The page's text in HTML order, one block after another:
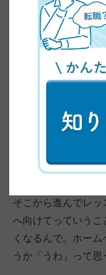
多分、1番最初につ
バナーを作るにあ
きない人が多い。
多分そのバランス
ところなのかなっ
ーちょうどレッス
そこから進んでレ
へ向けてっていう
くなるんで。ホー
うか「うわ」って思